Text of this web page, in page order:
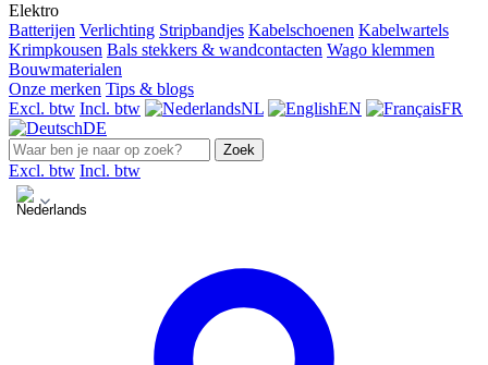
Elektro
Batterijen Verlichting Stripbandjes Kabelschoenen Kabelwartels
Krimpkousen Bals stekkers & wandcontacten Wago klemmen
Bouwmaterialen
Onze merken Tips & blogs
Excl. btw Incl. btw NL EN
FR
DE
Zoek
Excl. btw Incl. btw